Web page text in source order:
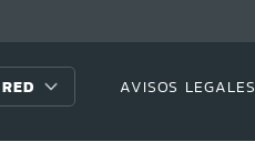
AVISOS LEGALES